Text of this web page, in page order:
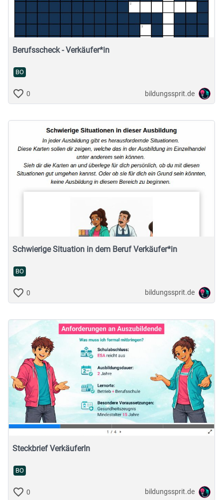
Berufsscheck - Verkäufer*in
BO
0 bildungssprit.de
Schwierige Situation in dem Beruf Verkäufer*in
BO
0 bildungssprit.de
Steckbrief VerkäuferIn
BO
0 bildungssprit.de